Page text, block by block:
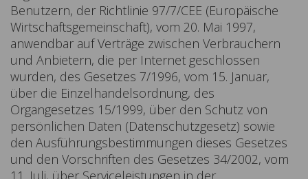
Benutzern, der Richtlinie 97/7/CEE (Europäische
Wirtschaftsgemeinschaft), vom 20. Mai 1997,
anwendbar auf Verträge zwischen Verbrauchern
und Anbietern, die per Internet geschlossen
wurden, des Gesetzes 7/1996, vom 15. Januar,
über die Einzelhandelsordnung, des
Organgesetzes 15/1999, über den Schutz von
persönlichen Daten (Datenschutzgesetz) sowie
den Ausführungsbestimmungen dieses Gesetzes
und den Vorschriften des Gesetzes 34/2002, vom
11. Juli, über Serviceleistungen in der